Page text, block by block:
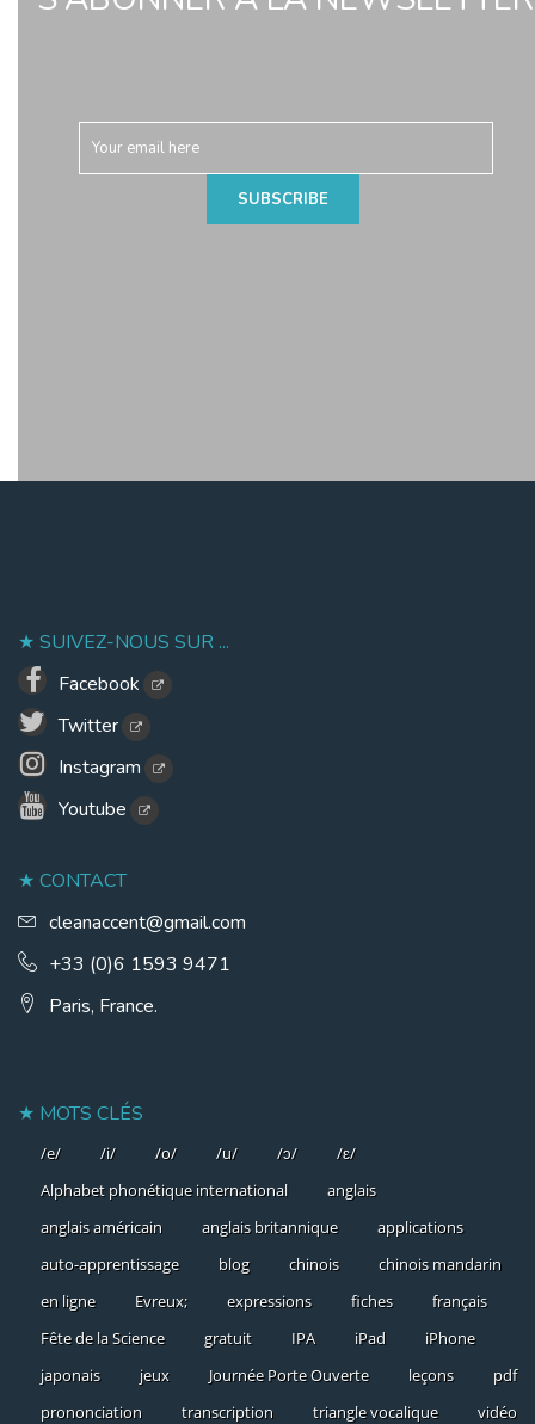
SUIVEZ-NOUS SUR ...
Facebook
Twitter
Instagram
Youtube
CONTACT
cleanaccent@gmail.com
+33 (0)6 1593 9471
Paris, France.
MOTS CLÉS
/e/ /i/ /o/ /u/ /ɔ/
/ɛ/
Alphabet phonétique international
anglais
anglais américain
anglais britannique
applications
auto-apprentissage
blog chinois
chinois mandarin
en ligne
Evreux; expressions fiches
français
Fête de la Science
gratuit IPA iPad
iPhone
japonais
jeux Journée Porte Ouverte leçons
pdf
prononciation
transcription triangle vocalique
vidéo